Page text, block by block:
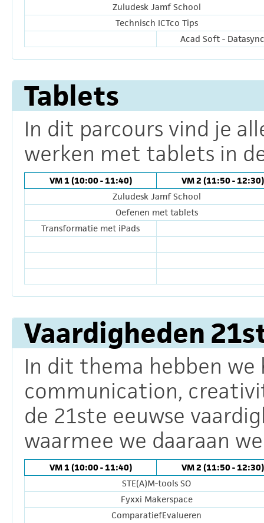
Zuludesk Jamf School
Technisch ICTco Tips
Acad Soft - Datasync
Tablets
In dit parcours vind je
werken met tablets in
VM 1 (10:00 - 11:40)
VM 2 (11:50 - 12:30)
Zuludesk Jamf School
Oefenen met tablets
Transformatie met iPads
Vaardigheden
In dit thema hebben
communication,
de 21ste eeuwse
waarmee we daaraan
VM 1 (10:00 - 11:40)
VM 2 (11:50 - 12:30)
STE(A)M-tools SO
Fyxxi Makerspace
ComparatiefEvalueren